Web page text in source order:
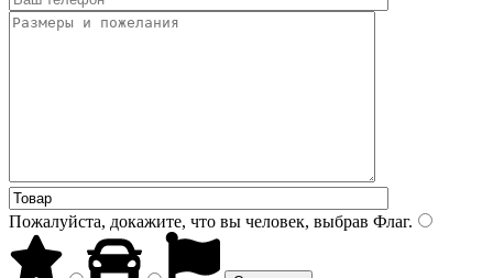
Пожалуйста, докажите, что вы человек, выбрав Флаг.